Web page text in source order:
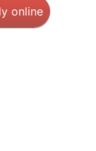
online